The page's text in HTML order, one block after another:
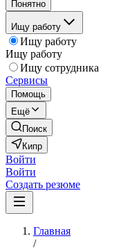
Понятно
Ищу работу
Ищу работу
Ищу работу
Ищу сотрудника
Сервисы
Помощь
Ещё
Поиск
Кипр
Войти
Войти
Создать резюме
Главная
/